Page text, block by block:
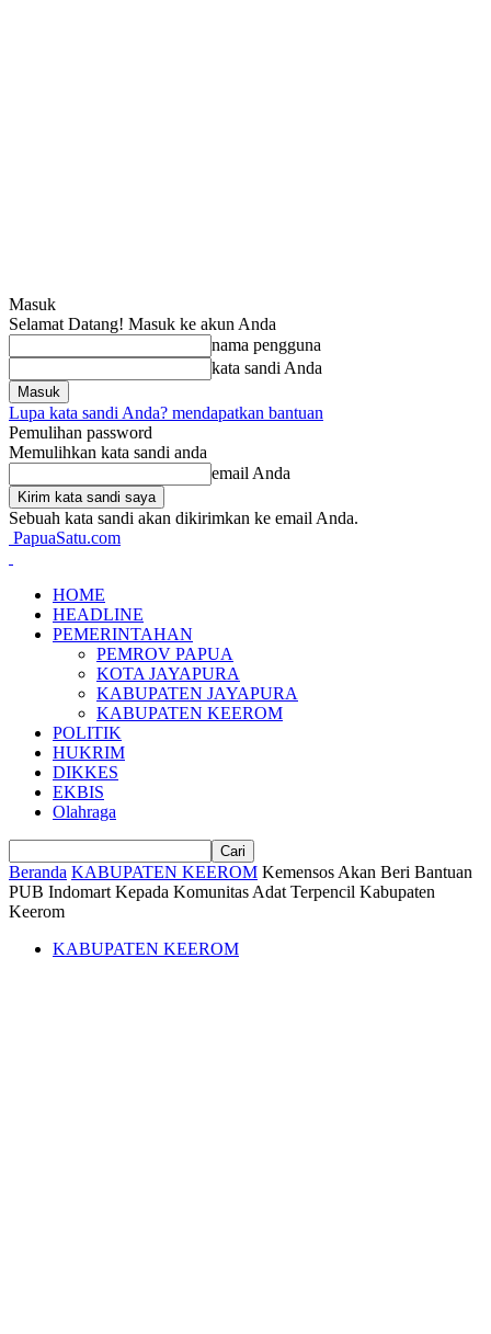
Masuk
Selamat Datang! Masuk ke akun Anda
nama pengguna
kata sandi Anda
Lupa kata sandi Anda? mendapatkan bantuan
Pemulihan password
Memulihkan kata sandi anda
email Anda
Sebuah kata sandi akan dikirimkan ke email Anda.
PapuaSatu.com
HOME
HEADLINE
PEMERINTAHAN
PEMROV PAPUA
KOTA JAYAPURA
KABUPATEN JAYAPURA
KABUPATEN KEEROM
POLITIK
HUKRIM
DIKKES
EKBIS
Olahraga
Beranda KABUPATEN KEEROM Kemensos Akan Beri Bantuan
PUB Indomart Kepada Komunitas Adat Terpencil Kabupaten
Keerom
KABUPATEN KEEROM